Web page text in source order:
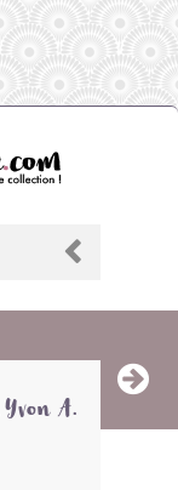
Yvon A.